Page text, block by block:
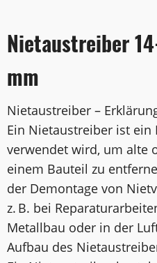
Nietaustreiber
mm
Nietaustreiber –
Ein Nietaustreiber ist ein
verwendet wird, um alte
einem Bauteil zu
der Demontage von
z. B. bei
Metallbau oder in der
Aufbau des